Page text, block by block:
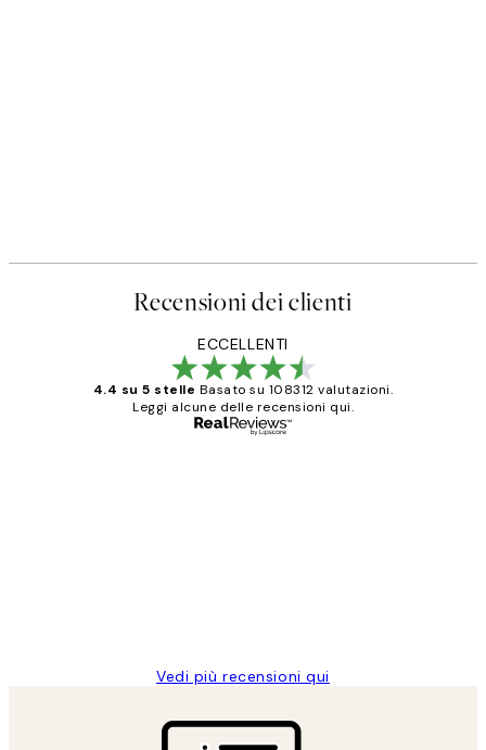
Recensioni dei clienti
ECCELLENTI
4.4 su 5 stelle Basato su 108312 valutazioni.
Leggi alcune delle recensioni qui.
Vedi più recensioni qui